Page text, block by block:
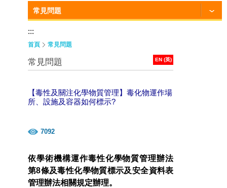
常見問題
:::
首頁 常見問題
EN (英)
常見問題
【毒性及關注化學物質管理】毒化物運作場
所、設施及容器如何標示?
7092
依學術機構運作毒性化學物質管理辦法
第8條及毒性化學物質標示及安全資料表
管理辦法相關規定辦理。